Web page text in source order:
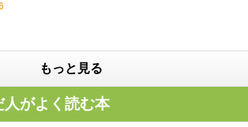
もっと見る
人がよく読む本